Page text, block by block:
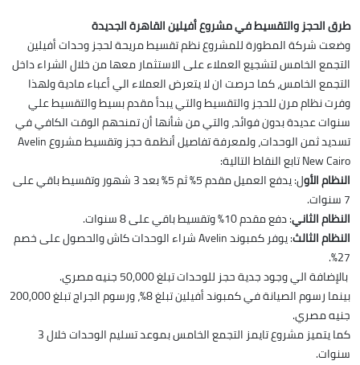
طرق الحجز والتقسيط في مشروع أفيلين القاهرة الجديدة
وضعت شركة المطورة للمشروع نظم تقسيط مريحة لحجز وحدات أفيلين
التجمع الخامس لتشجيع العملاء على الاستثمار معها من خلال الشراء داخل
التجمع الخامس، كما حرصت ان لا يتعرض العملاء الي أعباء مادية ولهذا
وفرت نظام مرن للحجز والتقسيط والتي يبدأ مقدم بسيط والتقسيط علي
سنوات عديدة بدون فوائد، والتي من شأنها أن تمنحهم الوقت الكافي في
تسديد ثمن الوحدات، ولمعرفة تفاصيل أنظمة حجز وتقسيط مشروع Avelin
New Cairo تابع النقاط التالية:
النظام الأو
ل: يدفع العميل مقدم 5% ثم 5% بعد 3 شهور وتقسيط باقي على
7 سنوات.
النظام الثاني: دفع مقدم 10% وتقسيط باقي على 8 سنوات.
النظام الثالث
: يوفر كمبوند Avelin شراء الوحدات كاش والحصول على خصم
27%.
بالإضافة الي وجود جدية حجز للوحدات تبلغ 50,000 جنيه مصري.
بينما رسوم الصيانة في كمبوند أفيلين تبلغ 8%، ورسوم الجراج تبلغ 200,000
جنيه مصري.
كما يتميز مشروع تايمز التجمع الخامس بموعد تسليم الوحدات خلال 3
سنوات.